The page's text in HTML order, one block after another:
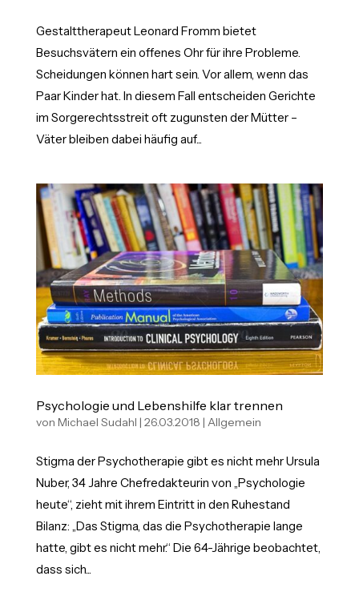
Gestalttherapeut Leonard Fromm bietet
Besuchsvätern ein offenes Ohr für ihre Probleme.
Scheidungen können hart sein. Vor allem, wenn das
Paar Kinder hat. In diesem Fall entscheiden Gerichte
im Sorgerechtsstreit oft zugunsten der Mütter –
Väter bleiben dabei häufig auf...
Psychologie und Lebenshilfe klar trennen
von Michael Sudahl | 26.03.2018 | Allgemein
Stigma der Psychotherapie gibt es nicht mehr Ursula
Nuber, 34 Jahre Chefredakteurin von „Psychologie
heute“, zieht mit ihrem Eintritt in den Ruhestand
Bilanz: „Das Stigma, das die Psychotherapie lange
hatte, gibt es nicht mehr.“ Die 64-Jährige beobachtet,
dass sich...